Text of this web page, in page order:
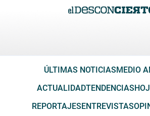
ÚLTIMAS NOTICIASMEDIO
ACTUALIDADTENDENCIAS
REPORTAJESENTREVISTAS